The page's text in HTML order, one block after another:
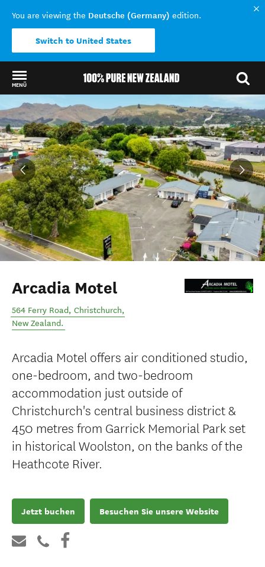
You are viewing the Deutsche (Germany) edition.
Switch to United States
MENÜ
Back to my results
Arcadia Motel
564 Ferry Road, Christchurch,
New Zealand.
Arcadia Motel offers air conditioned studio,
one-bedroom, and two-bedroom
accommodation just outside of
Christchurch's central business district &
450 metres from Garrick Memorial Park set
in historical Woolston, on the banks of the
Heathcote River.
Jetzt buchen Besuchen Sie unsere Website